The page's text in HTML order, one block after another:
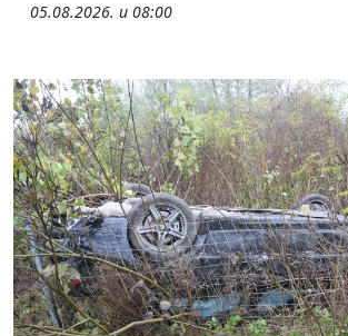
05.08.2026. u 08:00